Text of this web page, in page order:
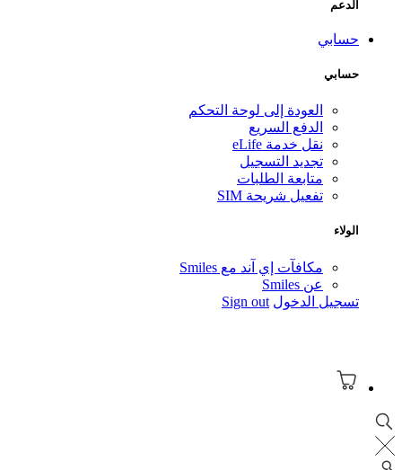
العودة إلى لوحة التحكم
الدفع السريع
نقل خدمة eLife
تجديد التسجيل
متابعة الطلبات
تفعيل شريحة SIM
مكافآت إي آند مع Smiles
الدخول Sign out